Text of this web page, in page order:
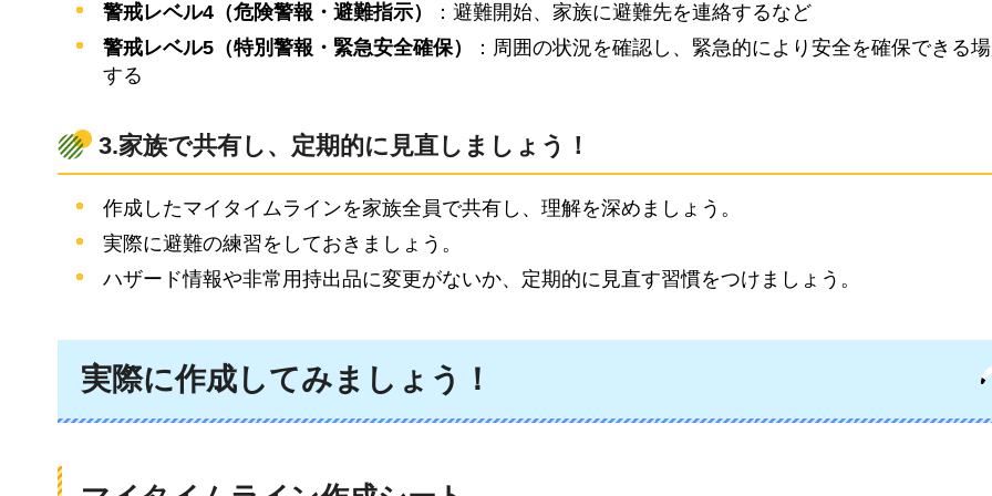
警戒レベル4（危険警報・避難指示）
：避難開始、家族に避難先を連絡するなど
警戒レベル5（特別警報・緊急安全確保）
：周囲の状況を確認し、緊急的により安全を確保できる
する
3.家族で共有し、定期的に見直しましょう！
作成したマイタイムラインを家族全員で共有し、理解を深めましょう。
実際に避難の練習をしておきましょう。
ハザード情報や非常用持出品に変更がないか、定期的に見直す習慣をつけましょう。
実際に作成してみましょう！